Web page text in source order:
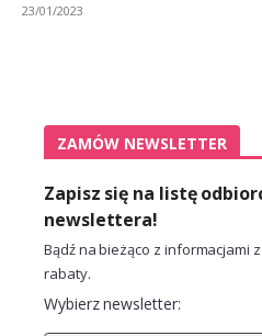
23/01/2023
ZAMÓW NEWSLETTER
Zapisz się na listę
newslettera!
Bądź na bieżąco z informacjami
rabaty.
Wybierz newsletter: